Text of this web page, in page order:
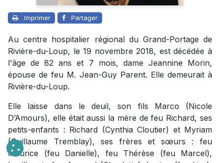
Imprimer Partager
Au centre hospitalier régional du Grand-Portage de
Rivière-du-Loup, le 19 novembre 2018, est décédée à
l'âge de 82 ans et 7 mois, dame Jeannine Morin,
épouse de feu M. Jean-Guy Parent. Elle demeurait à
Rivière-du-Loup.
Elle laisse dans le deuil, son fils Marco (Nicole
D’Amours), elle était aussi la mère de feu Richard, ses
petits-enfants : Richard (Cynthia Cloutier) et Myriam
(Guillaume Tremblay), ses frères et sœurs : feu
Maurice (feu Danielle), feu Thérèse (feu Marcel),